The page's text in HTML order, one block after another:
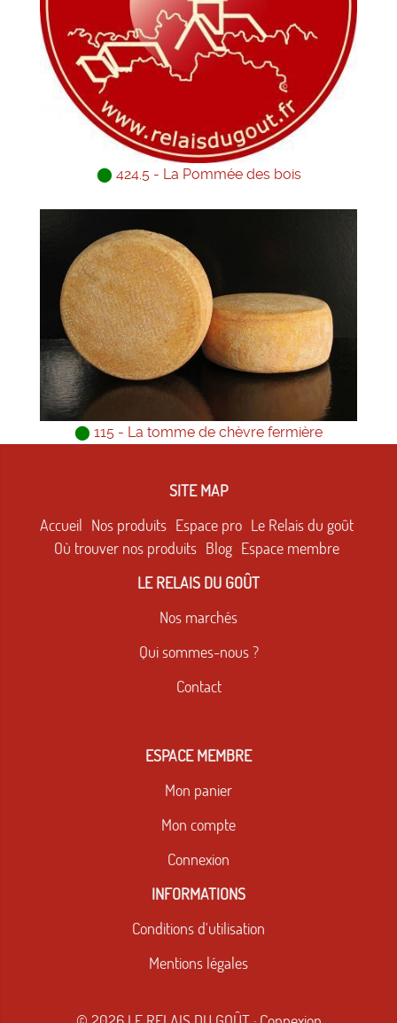
⬤ 424.5 - La Pommée des bois
⬤ 115 - La tomme de chèvre fermière
SITE MAP
Accueil Nos produits Espace pro Le Relais du goût
Où trouver nos produits Blog Espace membre
LE RELAIS DU GOÛT
Nos marchés
Qui sommes-nous ?
Contact
ESPACE MEMBRE
Mon panier
Mon compte
Connexion
INFORMATIONS
Conditions d'utilisation
Mentions légales